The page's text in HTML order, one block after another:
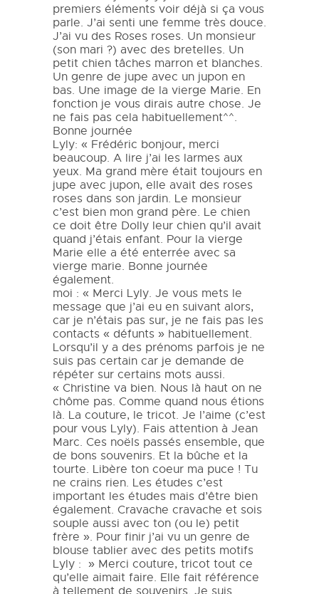
premiers éléments voir déjà si ça vous
parle. J’ai senti une femme très douce.
J’ai vu des Roses roses. Un monsieur
(son mari ?) avec des bretelles. Un
petit chien tâches marron et blanches.
Un genre de jupe avec un jupon en
bas. Une image de la vierge Marie. En
fonction je vous dirais autre chose. Je
ne fais pas cela habituellement^^.
Bonne journée
Lyly: « Frédéric bonjour, merci
beaucoup. A lire j’ai les larmes aux
yeux. Ma grand mère était toujours en
jupe avec jupon, elle avait des roses
roses dans son jardin. Le monsieur
c’est bien mon grand père. Le chien
ce doit être Dolly leur chien qu’il avait
quand j’étais enfant. Pour la vierge
Marie elle a été enterrée avec sa
vierge marie. Bonne journée
également.
moi : « Merci Lyly. Je vous mets le
message que j’ai eu en suivant alors,
car je n’étais pas sur, je ne fais pas les
contacts « défunts » habituellement.
Lorsqu’il y a des prénoms parfois je ne
suis pas certain car je demande de
répéter sur certains mots aussi.
« Christine va bien. Nous là haut on ne
chôme pas. Comme quand nous étions
là. La couture, le tricot. Je l’aime (c’est
pour vous Lyly). Fais attention à Jean
Marc. Ces noëls passés ensemble, que
de bons souvenirs. Et la bûche et la
tourte. Libère ton coeur ma puce ! Tu
ne crains rien. Les études c’est
important les études mais d’être bien
également. Cravache cravache et sois
souple aussi avec ton (ou le) petit
frère ». Pour finir j’ai vu un genre de
blouse tablier avec des petits motifs
Lyly : » Merci couture, tricot tout ce
qu’elle aimait faire. Elle fait référence
à tellement de souvenirs. Je suis